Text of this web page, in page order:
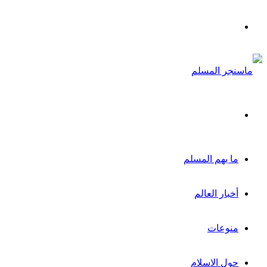
ما يهم المسلم
أخبار العالم
منوعات
حول الاسلام